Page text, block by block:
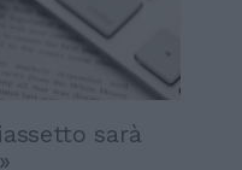
sarà